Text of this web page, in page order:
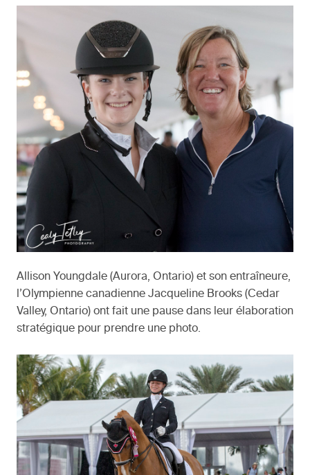
Allison Youngdale (Aurora, Ontario) et son entraîneure,
l’Olympienne canadienne Jacqueline Brooks (Cedar
Valley, Ontario) ont fait une pause dans leur élaboration
stratégique pour prendre une photo.